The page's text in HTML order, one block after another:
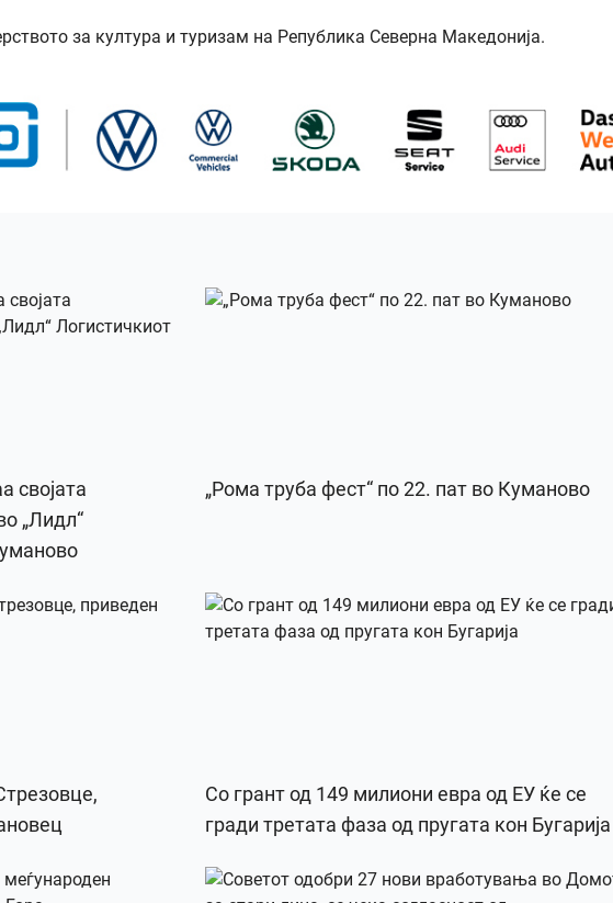
за култура и туризам на Република Северна Македонија.
својата
„Лидл“
„Рома труба фест“ по 22. пат во Куманово
Со грант од 149 милиони евра од ЕУ ќе се
гради третата фаза од пругата кон Бугарија